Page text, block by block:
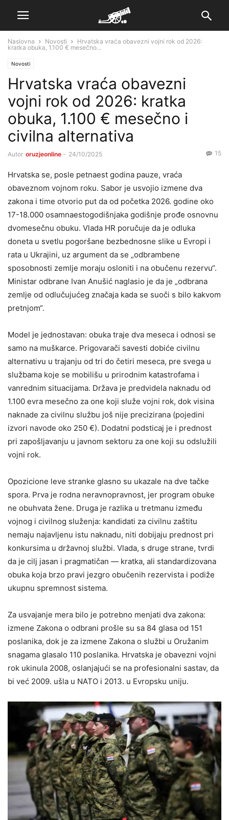
Naslovna Novosti
Hrvatska vraća obavezni vojni rok od 2026:
kratka obuka, 1.100 € mesečno...
Novosti
Hrvatska vraća obavezni
vojni rok od 2026: kratka
obuka, 1.100 € mesečno i
civilna alternativa
Autor oruzjeonline - 24/10/2025 15
Hrvatska se, posle petnaest godina pauze, vraća
obaveznom vojnom roku. Sabor je usvojio izmene dva
zakona i time otvorio put da od početka 2026. godine oko
17-18.000 osamnaestogodišnjaka godišnje prođe osnovnu
dvomesečnu obuku. Vlada HR poručuje da je odluka
doneta u svetlu pogoršane bezbednosne slike u Evropi i
rata u Ukrajini, uz argument da se „odbrambene
sposobnosti zemlje moraju osloniti i na obučenu rezervu“.
Ministar odbrane Ivan Anušić naglasio je da je „odbrana
zemlje od odlučujućeg značaja kada se suoči s bilo kakvom
pretnjom“.
Model je jednostavan: obuka traje dva meseca i odnosi se
samo na muškarce. Prigovarači savesti dobiće civilnu
alternativu u trajanju od tri do četiri meseca, pre svega u
službama koje se mobilišu u prirodnim katastrofama i
vanrednim situacijama. Država je predvidela naknadu od
1.100 evra mesečno za one koji služe vojni rok, dok visina
naknade za civilnu službu još nije precizirana (pojedini
izvori navode oko 250 €). Dodatni podsticaj je i prednost
pri zapošljavanju u javnom sektoru za one koji su odslužili
vojni rok.
Opozicione leve stranke glasno su ukazale na dve tačke
spora. Prva je rodna neravnopravnost, jer program obuke
ne obuhvata žene. Druga je razlika u tretmanu između
vojnog i civilnog služenja: kandidati za civilnu zaštitu
nemaju najavljenu istu naknadu, niti dobijaju prednost pri
konkursima u državnoj službi. Vlada, s druge strane, tvrdi
da je cilj jasan i pragmatičan — kratka, ali standardizovana
obuka koja brzo pravi jezgro obučenih rezervista i podiže
ukupnu spremnost sistema.
Za usvajanje mera bilo je potrebno menjati dva zakona:
izmene Zakona o odbrani prošle su sa 84 glasa od 151
poslanika, dok je za izmene Zakona o službi u Oružanim
snagama glasalo 110 poslanika. Hrvatska je obavezni vojni
rok ukinula 2008, oslanjajući se na profesionalni sastav, da
bi već 2009. ušla u NATO i 2013. u Evropsku uniju.